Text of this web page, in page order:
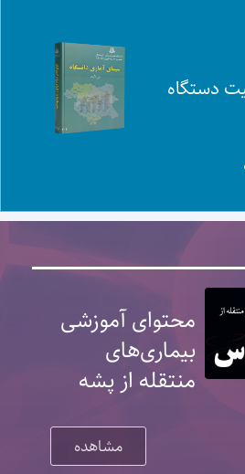
دستگاه
محتوای آموزشی
بیماری‌های
منتقله از پشه
مشاهده